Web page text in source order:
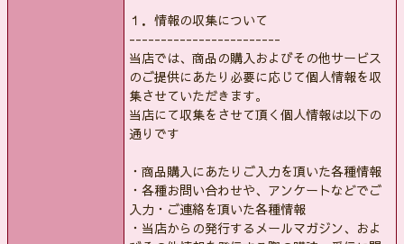
１．情報の収集について
------------------------
当店では、商品の購入およびその他サービス
のご提供にあたり必要に応じて個人情報を収
集させていただきます。
当店にて収集をさせて頂く個人情報は以下の
通りです
・商品購入にあたりご入力を頂いた各種情報
・各種お問い合わせや、アンケートなどでご
入力・ご連絡を頂いた各種情報
・当店からの発行するメールマガジン、およ